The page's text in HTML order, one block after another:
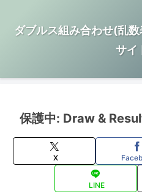
ダブルス組み合わせ(乱
サイ
保護中: Draw &
X
LINE